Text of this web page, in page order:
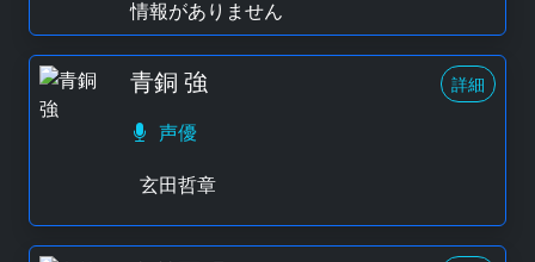
情報がありません
青銅 強 詳細
声優
玄田哲章